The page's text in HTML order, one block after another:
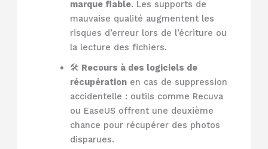
marque fiable. Les supports de
mauvaise qualité augmentent les
risques d’erreur lors de l’écriture ou
la lecture des fichiers.
🛠️ Recours à des logiciels de
récupérationen cas de suppression
accidentelle : outils comme Recuva
ou EaseUS offrent une deuxième
chance pour récupérer des photos
disparues.